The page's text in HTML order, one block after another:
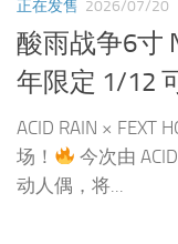
正在发售 2026/07/20
酸雨战争6寸
年限定 1/12
ACID RAIN × FEXT
场！
今次由
动人偶，将...